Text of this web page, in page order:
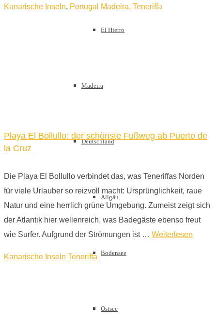
El Hierro
Madeira
Deutschland
Allgäu
Bodensee
Ostsee
Kanarische Inseln, Portugal Madeira, Teneriffa
Playa El Bollullo: der schönste Fußweg ab Puerto de
la Cruz
Die Playa El Bollullo verbindet das, was Teneriffas Norden
für viele Urlauber so reizvoll macht: Ursprünglichkeit, raue
Natur und eine herrlich grüne Umgebung. Zumeist zeigt sich
der Atlantik hier wellenreich, was Badegäste ebenso freut
wie Surfer. Aufgrund der Strömungen ist … Weiterlesen
Kanarische Inseln Teneriffa